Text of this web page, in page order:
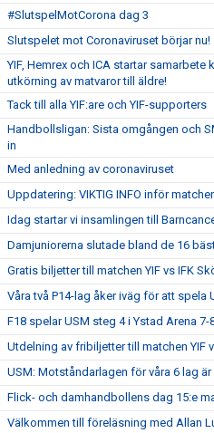
#SlutspelMotCorona dag 3
Slutspelet mot Coronaviruset börjar nu!
YIF, Hemrex och ICA startar samarbete
utkörning av matvaror till äldre!
Tack till alla YIF:are och YIF-supporters
Handbollsligan: Sista omgången och
in
Med anledning av coronaviruset
Uppdatering: VIKTIG INFO inför
Idag startar vi insamlingen till
Damjuniorerna slutade bland de 16
Gratis biljetter till matchen YIF vs IFK
Våra två P14-lag åker iväg för att spela
F18 spelar USM steg 4 i Ystad Arena 7-
Utdelning av fribiljetter till matchen YIF
USM: Motståndarlagen för våra 6 lag
Flick- och damhandbollens dag 15:e
Välkommen till föreläsning med Allan